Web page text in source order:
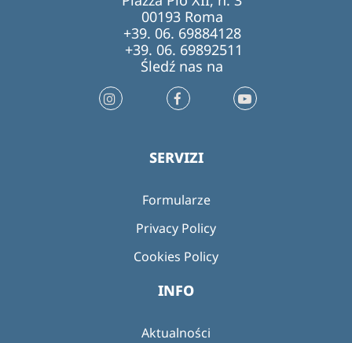
00193 Roma
+39. 06. 69884128
+39. 06. 69892511
Śledź nas na
SERVIZI
Formularze
Privacy Policy
Cookies Policy
INFO
Aktualności